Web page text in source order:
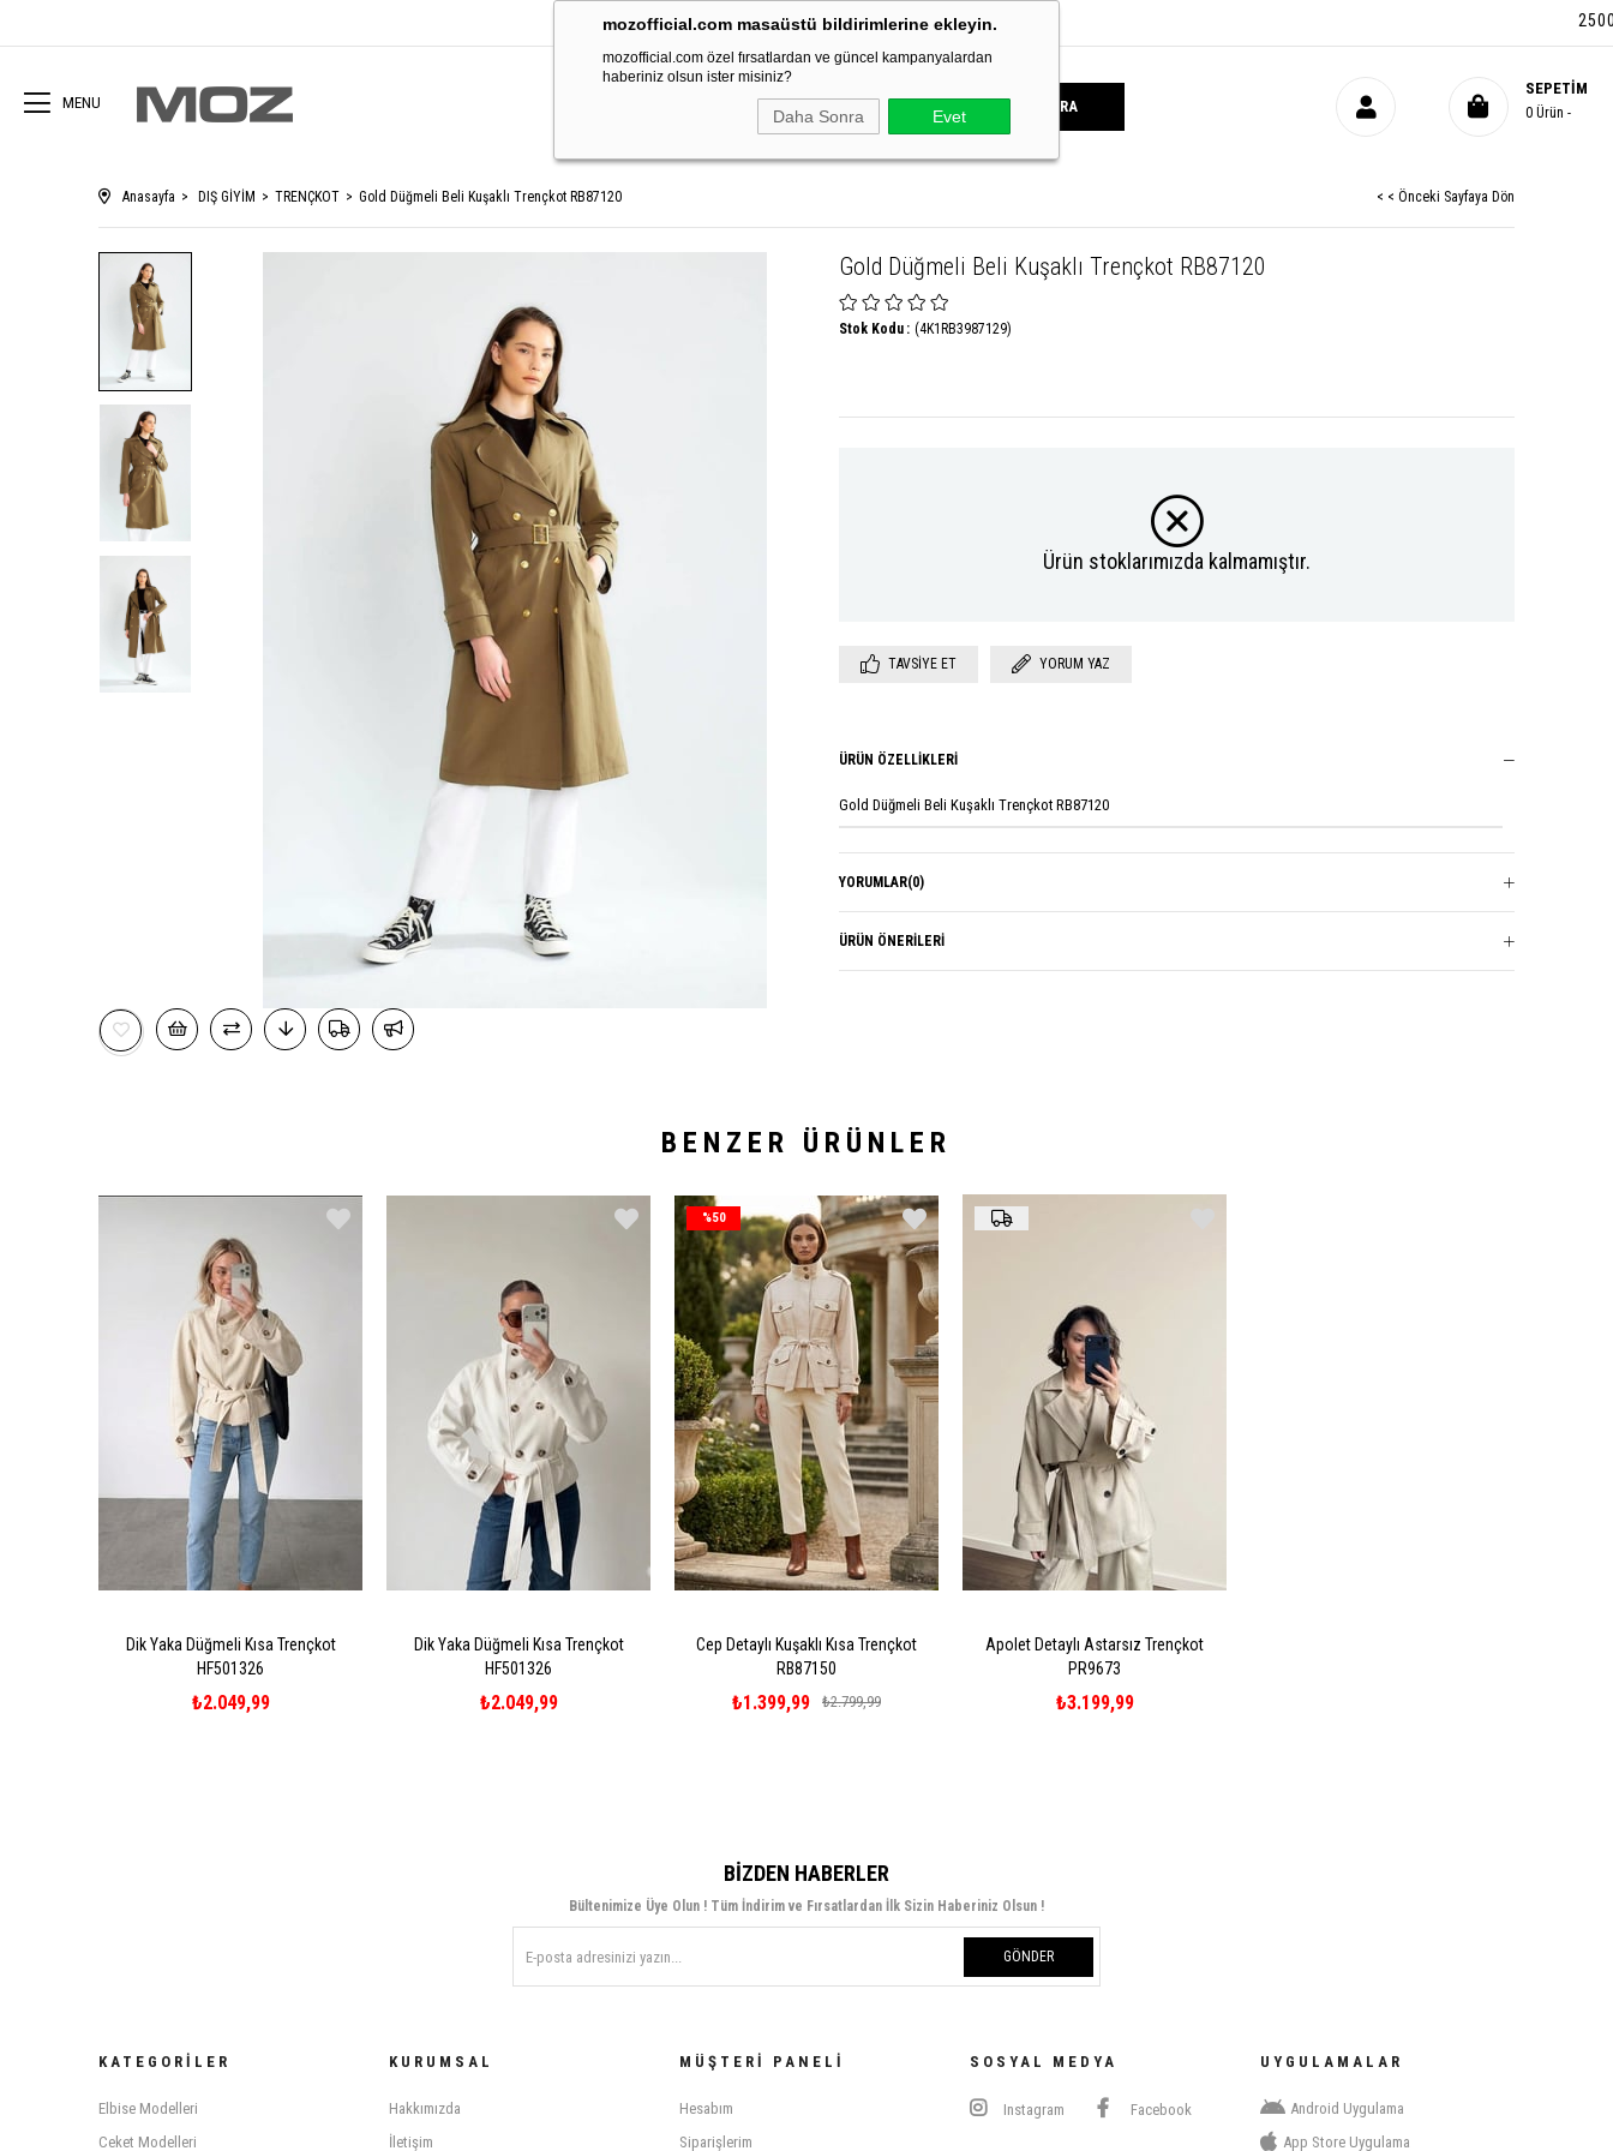
mozofficial.com masaüstü bildirimlerine ekleyin.
mozofficial.com özel fırsatlardan ve güncel kampanyalardan
haberiniz olsun ister misiniz?
Daha Sonra Evet
2500 TL
MENU
SEPETIM
0 Ürün
Anasayfa DIŞ GİYİM TRENÇKOT Gold Düğmeli Beli Kuşaklı Trençkot RB87120 < < Önceki Sayfaya Dön
Gold Düğmeli Beli Kuşaklı Trençkot RB87120
(4K1RB3987129)
Stok Kodu
Ürün stoklarımızda kalmamıştır.
TAVSIYE ET YORUM YAZ
ÜRÜN ÖZELLIKLERI
Gold Düğmeli Beli Kuşaklı Trençkot RB87120
YORUMLAR(0)
ÜRÜN ÖNERILERI
BENZER ÜRÜNLER
Dik Yaka Düğmeli Kısa Trençkot
HF501326
₺2.049,99
Dik Yaka Düğmeli Kısa Trençkot
HF501326
₺2.049,99
Cep Detaylı Kuşaklı Kısa Trençkot
RB87150
₺1.399,99 ₺2.799,99
%50
Apolet Detaylı Astarsız Trençkot
PR9673
₺3.199,99
BIZDEN HABERLER
Bültenimize Üye Olun ! Tüm İndirim ve Fırsatlardan İlk Sizin Haberiniz Olsun !
GÖNDER
KATEGORILER
Elbise Modelleri
Ceket Modelleri
KURUMSAL
Hakkımızda
İletişim
MÜŞTERI PANELI
Hesabım
Siparişlerim
SOSYAL MEDYA
Instagram Facebook
UYGULAMALAR
Android Uygulama
App Store Uygulama